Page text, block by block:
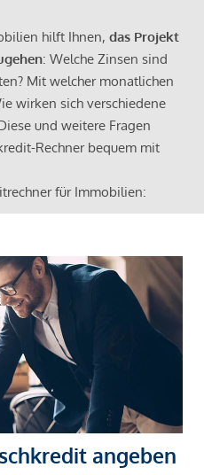
hilft Ihnen, das Projekt
: Welche Zinsen sind
Mit welcher monatlichen
wirken sich verschiedene
und weitere Fragen
Rechner bequem mit
für Immobilien:
angeben